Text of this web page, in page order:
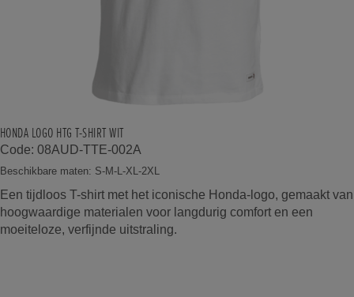
HONDA LOGO HTG T-SHIRT WIT
Code: 08AUD-TTE-002A
Beschikbare maten: S-M-L-XL-2XL
Een tijdloos T-shirt met het iconische Honda-logo, gemaakt van
hoogwaardige materialen voor langdurig comfort en een
moeiteloze, verfijnde uitstraling.